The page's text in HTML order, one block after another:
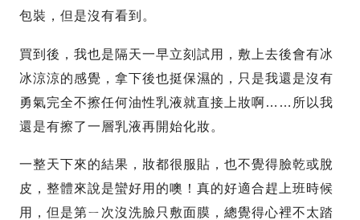
包裝，但是沒有看到。
買到後，我也是隔天一早立刻試用，敷上去後會有冰
冰涼涼的感覺，拿下後也挺保濕的，只是我還是沒有
勇氣完全不擦任何油性乳液就直接上妝啊……所以我
還是有擦了一層乳液再開始化妝。
一整天下來的結果，妝都很服貼，也不覺得臉乾或脫
皮，整體來說是蠻好用的噢！真的好適合趕上班時候
用，但是第ㄧ次沒洗臉只敷面膜，總覺得心裡不太踏